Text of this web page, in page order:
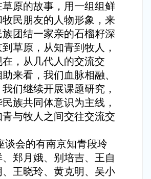
原的故事，用一组组鲜
民朋友的人物形象，来
团结一家亲的石榴籽深
草原，从知青到牧人，
在，从几代人的交流交
来看，我们血脉相融、
们继续开展课题研究，
族共同体意识为主线，
与牧人之间交往交流交
会的有南京知青段玲
郑月娥、别培吉、王自
王晓玲、黄克明、吴小